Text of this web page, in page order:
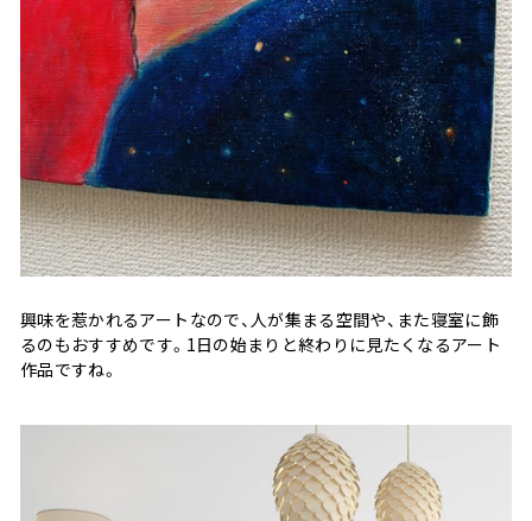
興味を惹かれるアートなので、人が集まる空間や、また寝室に飾
るのもおすすめです。1日の始まりと終わりに見たくなるアート
作品ですね。